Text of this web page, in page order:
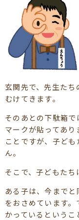
玄関先で、先生た
むけてきます。
そのあとの下駄箱
マークが貼ってあ
ことですが、子ど
ん。
そこで、子どもたち
ある子は、今まで
をおさめています
かっているという